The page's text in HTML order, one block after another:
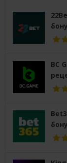
BC